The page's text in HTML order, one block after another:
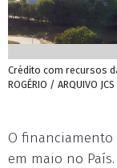
Crédito com recursos
ROGÉRIO / ARQUIVO
O financiamento
em maio no